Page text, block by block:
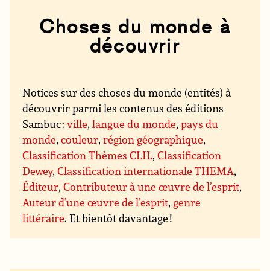
Choses du monde à
découvrir
Notices sur des choses du monde (entités) à
découvrir parmi les contenus des éditions
Sambuc :ville,langue du monde,pays du
monde,couleur,région géographique,
Classification Thèmes CLIL,Classification
Dewey,Classification internationale THEMA,
Éditeur,Contributeur à une œuvre de l’esprit,
Auteur d’une œuvre de l’esprit, genre
littéraire. Et bientôt davantage !